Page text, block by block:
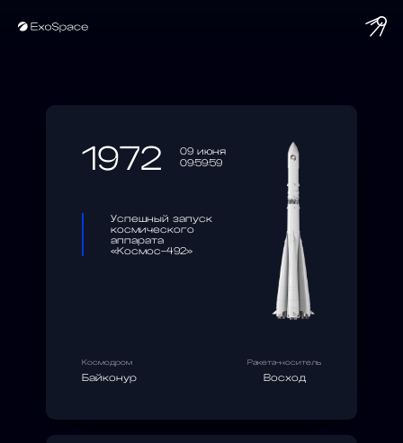
1972
09 июня
09:59:59
Успешный запуск
космического
аппарата
«Космос-492»
Космодром
Байконур
Ракета-носитель
Восход